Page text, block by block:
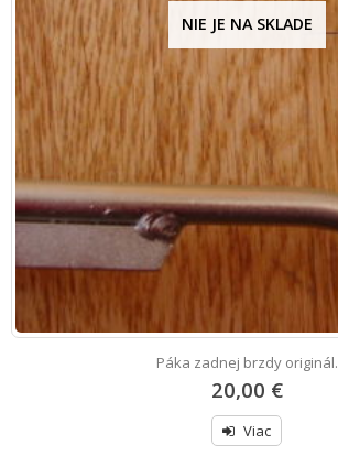
NIE JE NA SKLADE
Páka zadnej brzdy originál.
20,00 €
Viac